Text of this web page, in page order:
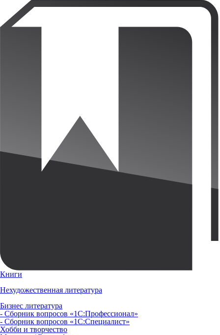
Книги
Нехудожественная литература
Бизнес литература
- Сборник вопросов «1С:Профессионал»
- Сборник вопросов «1С:Специалист»
Хобби и творчество